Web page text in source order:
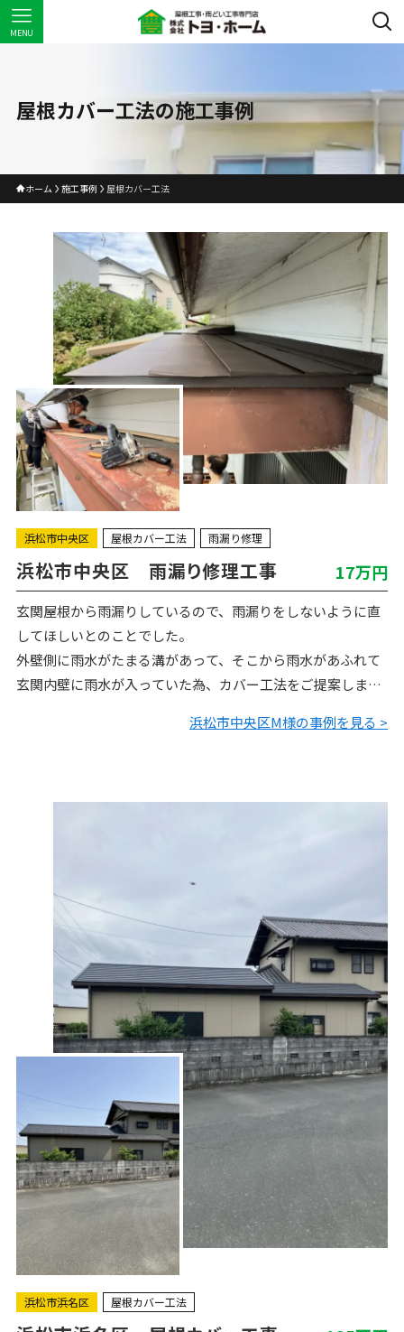
MENU
屋根カバー工法の施工事例
ホーム 施工事例 屋根カバー工法
浜松市中央区 屋根カバー工法 雨漏り修理
浜松市中央区 雨漏り修理工事 17万円
玄関屋根から雨漏りしているので、雨漏りをしないように直
してほしいとのことでした。
外壁側に雨水がたまる溝があって、そこから雨水があふれて
玄関内壁に雨水が入っていた為、カバー工法をご提案しまし
浜松市中央区M様の事例を見る >
浜松市浜名区 屋根カバー工法